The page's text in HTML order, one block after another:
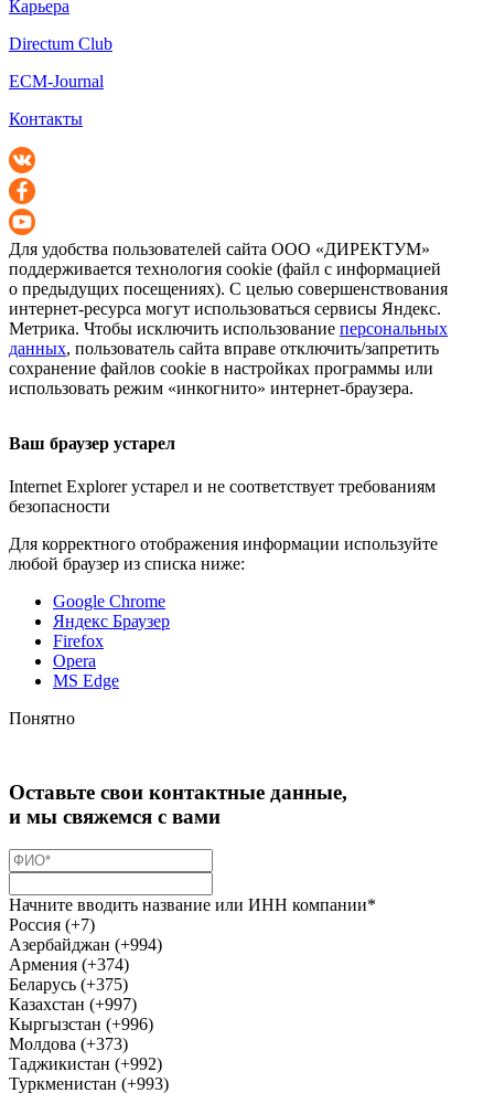
Карьера
Directum Club
ECM-Journal
Контакты
Для удобства пользователей сайта ООО «ДИРЕКТУМ»
поддерживается технология cookie (файл с информацией
о предыдущих посещениях). С целью совершенствования
интернет-ресурса могут использоваться сервисы Яндекс.
Метрика. Чтобы исключить использование персональных
данных, пользователь сайта вправе отключить/запретить
сохранение файлов cookie в настройках программы или
использовать режим «инкогнито» интернет-браузера.
Ваш браузер устарел
Internet Explorer устарел и не соответствует требованиям
безопасности
Для корректного отображения информации используйте
любой браузер из списка ниже:
Google Chrome
Яндекс Браузер
Firefox
Opera
MS Edge
Понятно
Оставьте свои контактные данные,
и мы свяжемся с вами
Начните вводить название или ИНН компании*
Россия (+7)
Азербайджан (+994)
Армения (+374)
Беларусь (+375)
Казахстан (+997)
Кыргызстан (+996)
Молдова (+373)
Таджикистан (+992)
Туркменистан (+993)